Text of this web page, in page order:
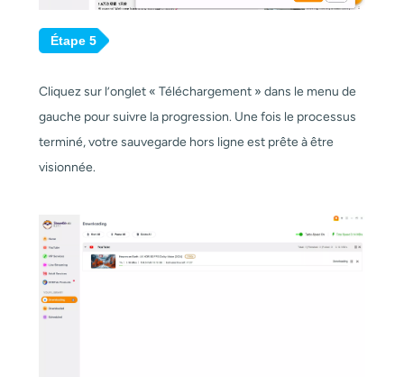
Étape 5
Cliquez sur l’onglet « Téléchargement » dans le menu de
gauche pour suivre la progression. Une fois le processus
terminé, votre sauvegarde hors ligne est prête à être
visionnée.